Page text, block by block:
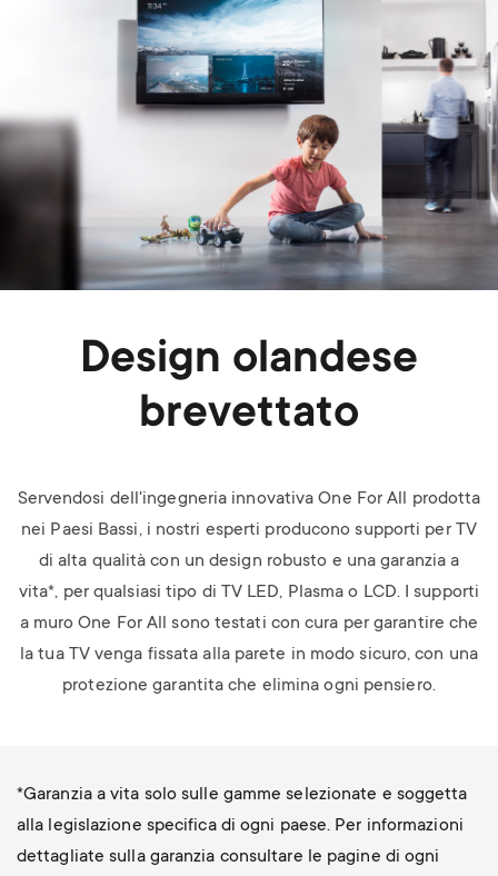
Design olandese
brevettato
Servendosi dell'ingegneria innovativa One For All prodotta
nei Paesi Bassi, i nostri esperti producono supporti per TV
di alta qualità con un design robusto e una garanzia a
vita*, per qualsiasi tipo di TV LED, Plasma o LCD. I supporti
a muro One For All sono testati con cura per garantire che
la tua TV venga fissata alla parete in modo sicuro, con una
protezione garantita che elimina ogni pensiero.
*Garanzia a vita solo sulle gamme selezionate e soggetta
alla legislazione specifica di ogni paese. Per informazioni
dettagliate sulla garanzia consultare le pagine di ogni